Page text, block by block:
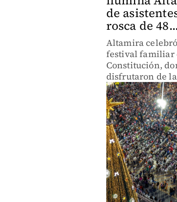
de
rosca de
Altamira
festival familiar
Constitución,
disfrutaron de la
de Tamaulipas.